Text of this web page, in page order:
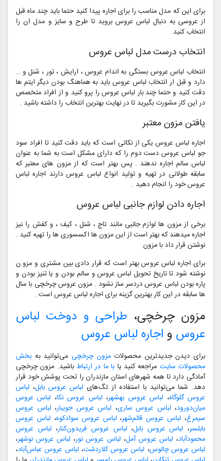
برای این که مدل مناسب را برای اجاره پیدا کنید حتما باید چند ماه قبل
از عروسی به دنبال لباس عروس بروید تا طرح و سایز و مدل ان را
انتخاب کنید.
انتخاب درست مدل لباس عروس
انتخاب لباس عروس بستگی به اندام عروس ، ارایش ، تور ، شنل و …
دارد و قبل ار انتخاب لباس عروس باید به هماهنگ بودن دیگر ایتم ها
دقت کنید و حتما چند بار لباس عروس را پرو کنید و از افراد متخصص
در این کار مشورت بگیرید تا در نهایت بهترین انتخاب را داشته باشید .
یافتن مزون معتبر
اجاره لباس عروس یکی از نکاتی است که باید دقت کنید تا افراد سود
جو لباس عروس دست دوم را که دارای مشکل است به شما به عنوان
لباس سالم اجاره ندهند . پس بهتر است که از مزون های معتبر که
سابقه طولانی در تهیه و تولید انواع لباس عروس دارند اجاره لباس
عروس خود را انجام دهید .
اجاره دادن لوازم جانبی لباس عروس
برخی از مزون ها لوازم جانبی مانند تاج ، شنل ، کیف ، و کفش را نیز
اجاره میدهند که بهتر است از این مزون ها اکسسوری ها را تهیه کنید .
نوشتن قرار داد با مزون
برای اجاره لباس عروس بهتر است که قرار دادی بین مشتری و مزو.ن
نوشته شود تا تاریخ تحویل لباس عروس و سالم بودن و یا تنیز بودن و
پاره بودن لباس عروس دردسر ساز نشود . مزون عروس چرخچی با سال
ها سابقه در این کار بهترین گزینه برای اجاره لباس عروس است .
مزون چرخچی، طراحی و دوخت لباس
عروس و اجاره لباس عروس
برای دیدن جدیدترین محصولاتمزون چرخچی می‌توانید به بخش
محصولات سایت مراجعه کنید یا با ما در ارتباط باشید. مزون چرخچی
آمادگی دارد تا همه شهرهای استان مازندران را تحت پوشش خود قرار
دهد. شما می‌توانید با استفاده از تگ‌های لباس عروس بابل، لباس
عروس گلوگاه، لباس عروس بهشهر، لباس عروس نکا، لباس عروس
میان‌دورود، لباس عروس ساری، لباس عروس جویبار، لباس عروس
سیمرغ، لباس عروس قائم‌شهر، لباس عروس سوادکوه، لباس عروس
بابلسر، لباس عروس بابل، لباس عروس فریدون‌کنار، لباس عروس
محمودآباد، لباس عروس آمل، لباس عروس نور، لباس عروس نوشهر،
لباس عروس چالوس، لباس عروس کلاردشت، لباس عروس عباس‌آباد،